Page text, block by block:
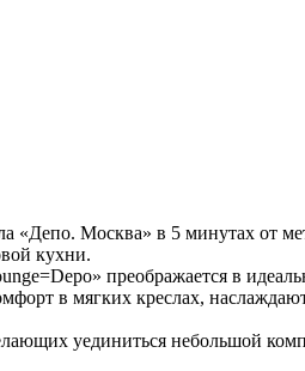
«Депо. Москва» в 5 минутах от
кухни.
преображается в
в мягких креслах,
уединиться небольшой